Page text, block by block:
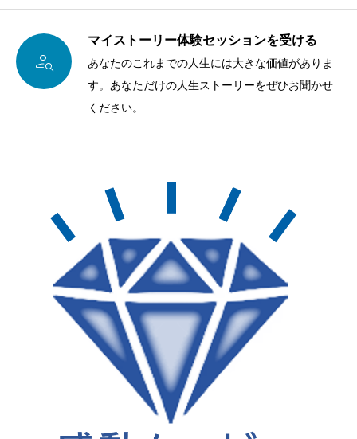

マイストーリー体験セッションを受ける
あなたのこれまでの人生には大きな価値がありま
す。あなただけの人生ストーリーをぜひお聞かせ
ください。